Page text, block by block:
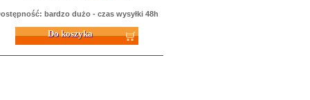
bardzo dużo - czas wysyłki 48h
koszyka